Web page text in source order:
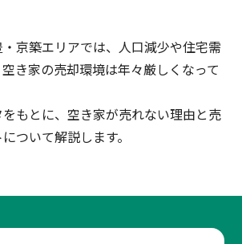
京築エリアでは、人口減少や住宅需
き家の売却環境は年々厳しくなって
もとに、空き家が売れない理由と売
ついて解説します。